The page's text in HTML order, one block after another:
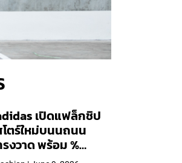
เปิดแฟล็กชิป
ตร์ใหม่บนนถนน
งวาด พร้อม %
และคอลเลก